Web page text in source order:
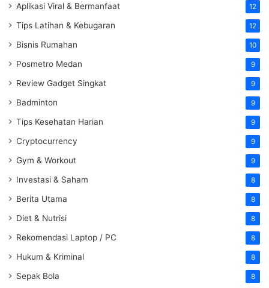
Aplikasi Viral & Bermanfaat 12
Tips Latihan & Kebugaran 12
Bisnis Rumahan 10
Posmetro Medan 9
Review Gadget Singkat 9
Badminton 9
Tips Kesehatan Harian 9
Cryptocurrency 9
Gym & Workout 9
Investasi & Saham 8
Berita Utama 8
Diet & Nutrisi 8
Rekomendasi Laptop / PC 8
Hukum & Kriminal 8
Sepak Bola 8